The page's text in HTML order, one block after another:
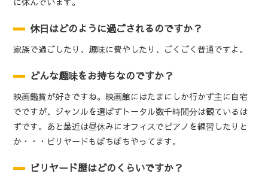
休日はどのように過ごされるのですか？
家族で過ごしたり、趣味に費やしたり、ごくごく普通ですよ。
どんな趣味をお持ちなのですか？
映画鑑賞が好きですね。映画館にはたまにしか行かず主に自宅
でですが、ジャンルを選ばずトータル数千時間分は観ているは
ずです。あと最近は昼休みにオフィスでピアノを練習したりと
か・・・ビリヤードもぼちぼちやってます。
ビリヤード歴はどのくらいですか？